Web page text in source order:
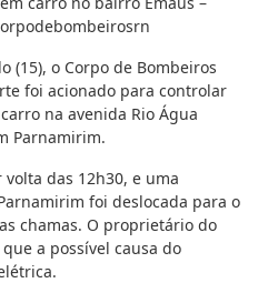
(15), o Corpo de Bombeiros
foi acionado para controlar
na avenida Rio Água
Parnamirim.
das 12h30, e uma
foi deslocada para o
chamas. O proprietário do
a possível causa do